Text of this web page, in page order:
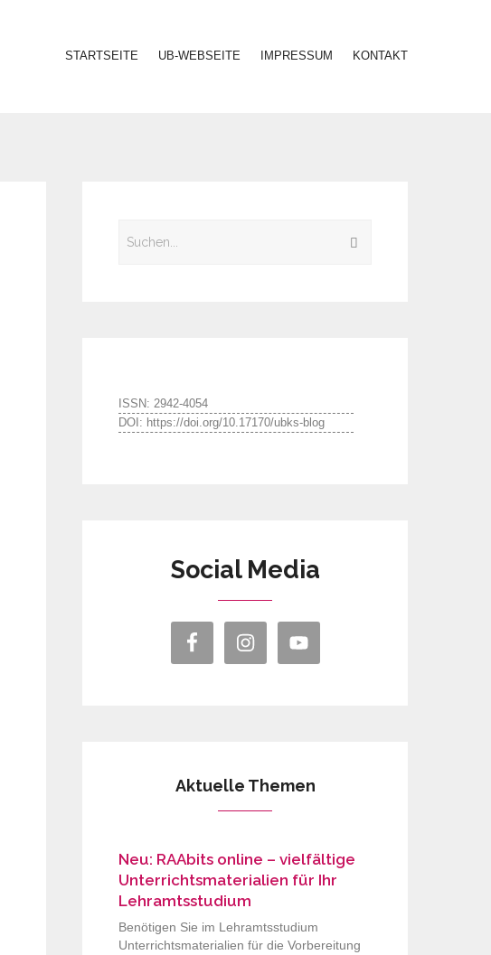
STARTSEITE UB-WEBSEITE IMPRESSUM KONTAKT
ISSN: 2942-4054
DOI: https://doi.org/10.17170/ubks-blog
Social Media
Aktuelle Themen
Neu: RAAbits online – vielfältige
Unterrichtsmaterialien für Ihr
Lehramtsstudium
Benötigen Sie im Lehramtsstudium
Unterrichtsmaterialien für die Vorbereitung